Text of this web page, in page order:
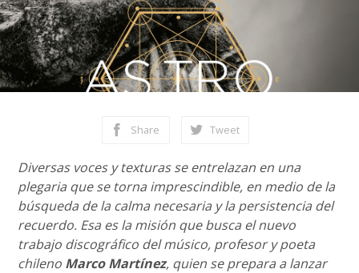
Share Tweet
Diversas voces y texturas se entrelazan en una
plegaria que se torna imprescindible, en medio de la
búsqueda de la calma necesaria y la persistencia del
recuerdo. Esa es la misión que busca el nuevo
trabajo discográfico del músico, profesor y poeta
chileno Marco Martínez, quien se prepara a lanzar